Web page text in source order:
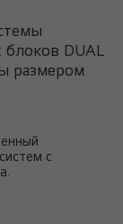
DUAL
размером
с